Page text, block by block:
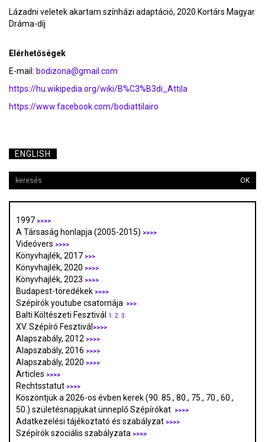
Lázadni veletek akartam színházi adaptáció, 2020 Kortárs Magyar
Dráma-díj
Elérhetőségek
E-mail: bodizona@gmail.com
https://hu.wikipedia.org/wiki/B%C3%B3di_Attila
https://www.facebook.com/bodiattilairo
ENGLISH
OK
1997 >>>>
A Társaság honlapja (2005-2015) >>>>
Videóvers >>>>
Könyvhajlék, 2017 >>>
Könyvhajlék, 2020 >>>>
Könyvhajlék, 2023 >>>>
Budapest-töredékek >>>>
Szépírók youtube csatornája >>>
Balti Költészeti Fesztivál 1. 2. 3.
XV. Szépíró Fesztivál >>>>
Alapszabály, 2012 >>>>
Alapszabály, 2016 >>>>
Alapszabály, 2020 >>>>
Articles >>>>
Rechtsstatut >>>>
Köszöntjük a 2026-os évben kerek (90. 85., 80., 75., 70., 60.,
50.) születésnapjukat ünneplő Szépírókat
>>>>
Adatkezelési tájékoztató és szabályzat >>>>
Szépírók szociális szabályzata >>>>